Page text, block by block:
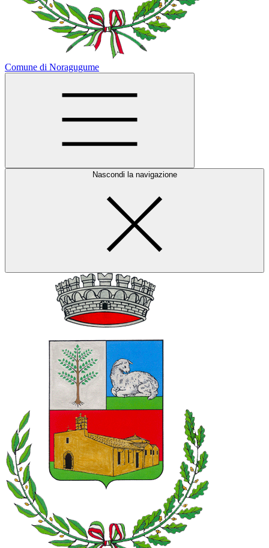
Comune di Noragugume
Nascondi la navigazione